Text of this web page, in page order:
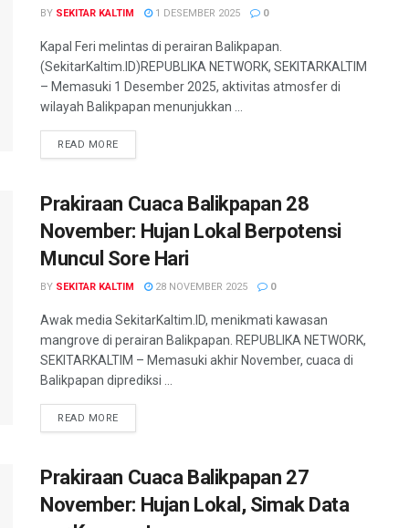
BY SEKITAR KALTIM 1 DESEMBER 2025 0
Kapal Feri melintas di perairan Balikpapan.
(SekitarKaltim.ID)REPUBLIKA NETWORK, SEKITARKALTIM
– Memasuki 1 Desember 2025, aktivitas atmosfer di
wilayah Balikpapan menunjukkan ...
READ MORE
Prakiraan Cuaca Balikpapan 28
November: Hujan Lokal Berpotensi
Muncul Sore Hari
BY SEKITAR KALTIM 28 NOVEMBER 2025 0
Awak media SekitarKaltim.ID, menikmati kawasan
mangrove di perairan Balikpapan. REPUBLIKA NETWORK,
SEKITARKALTIM – Memasuki akhir November, cuaca di
Balikpapan diprediksi ...
READ MORE
Prakiraan Cuaca Balikpapan 27
November: Hujan Lokal, Simak Data